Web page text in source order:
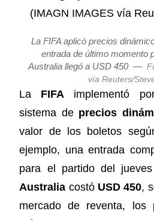
La FIFA aplicó precios
entrada de último momento
Australia llegó a USD 450 —
vía Reuters/
La FIFA implementó
sistema de precios
valor de los boletos
ejemplo, una entrada
para el partido del
Australia costó USD 450,
mercado de reventa, los